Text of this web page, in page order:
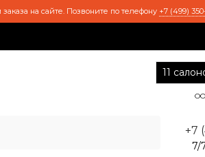
на сайте. Позвоните по телефону +7 (499)
11
+7
7/